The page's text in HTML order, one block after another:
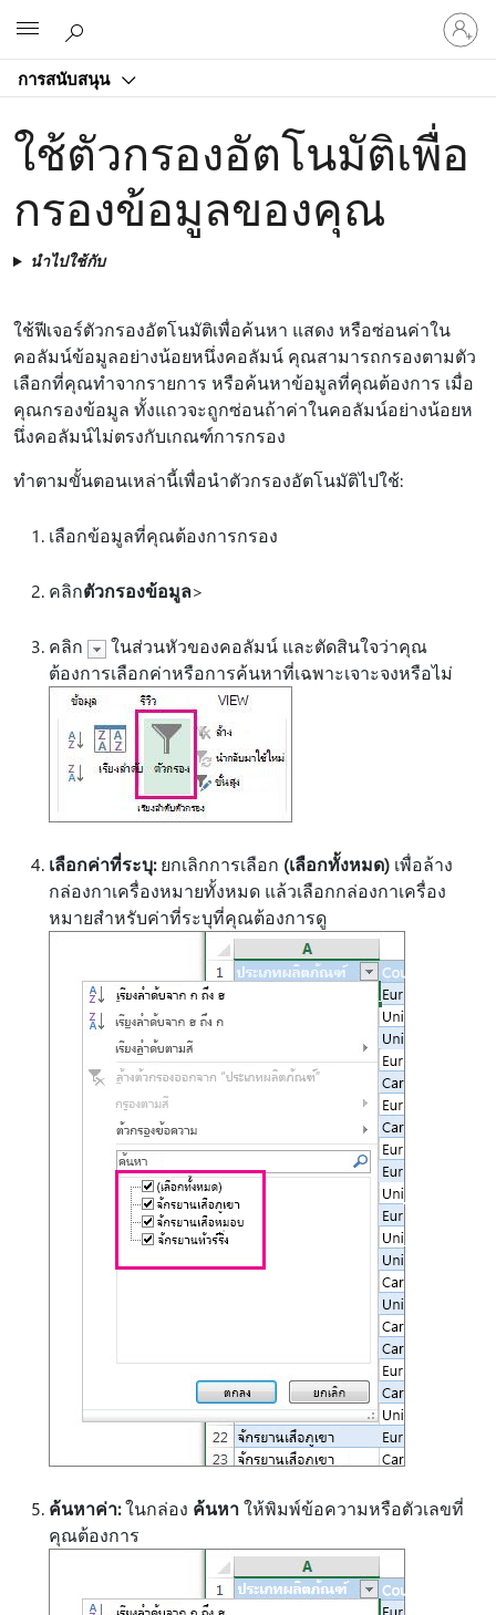
การสนับสนุน
ลงชื่อ
เข้า
บัญชี
ของ
คุณ
ใช้ตัวกรองอัตโนมัติเพื่อ
กรองข้อมูลของคุณ
นำไปใช้กับ
ใช้ฟีเจอร์ตัวกรองอัตโนมัติเพื่อค้นหา แสดง หรือซ่อนค่าใน
คอลัมน์ข้อมูลอย่างน้อยหนึ่งคอลัมน์ คุณสามารถกรองตามตัว
เลือกที่คุณทําจากรายการ หรือค้นหาข้อมูลที่คุณต้องการ เมื่อ
คุณกรองข้อมูล ทั้งแถวจะถูกซ่อนถ้าค่าในคอลัมน์อย่างน้อยห
นึ่งคอลัมน์ไม่ตรงกับเกณฑ์การกรอง
ทําตามขั้นตอนเหล่านี้เพื่อนําตัวกรองอัตโนมัติไปใช้:
เลือกข้อมูลที่คุณต้องการกรอง
คลิกตัวกรองข้อมูล>
คลิก
ในส่วนหัวของคอลัมน์ และตัดสินใจว่าคุณ
ต้องการเลือกค่าหรือการค้นหาที่เฉพาะเจาะจงหรือไม่
เลือกค่าที่ระบุ:ยกเลิกการเลือก (เลือกทั้งหมด) เพื่อล้าง
กล่องกาเครื่องหมายทั้งหมด แล้วเลือกกล่องกาเครื่อง
หมายสําหรับค่าที่ระบุที่คุณต้องการดู
ค้นหาค่า:ในกล่อง ค้นหาให้พิมพ์ข้อความหรือตัวเลขที่
คุณต้องการ